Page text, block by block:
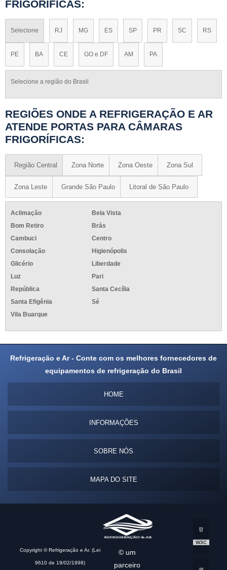
FRIGORÍFICAS:
Selecione RJ MG ES SP PR SC RS
PE BA CE GO e DF AM PA
Selecione a região do Brasil
REGIÕES ONDE A REFRIGERAÇÃO E AR
ATENDE PORTAS PARA CÂMARAS
FRIGORÍFICAS:
Região Central Zona Norte Zona Oeste Zona Sul
Zona Leste Grande São Paulo Litoral de São Paulo
Aclimação
Bela Vista
Bom Retiro
Brás
Cambuci
Centro
Consolação
Higienópolis
Glicério
Liberdade
Luz
Pari
República
Santa Cecília
Santa Efigênia
Sé
Vila Buarque
Refrigeração e Ar - Conte com os melhores fornecedores de
equipamentos de refrigeração do Brasil
HOME
INFORMAÇÕES
SOBRE NÓS
MAPA DO SITE
Copyright © Refrigeração e Ar. (Lei
9610 de 19/02/1998)
© um
parceiro
W3C